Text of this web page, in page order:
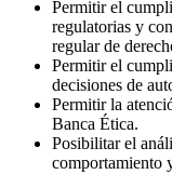
Permitir el
regulatorias y
regular de
Permitir el
decisiones de
Permitir la
Banca Ética.
Posibilitar el
comportamiento